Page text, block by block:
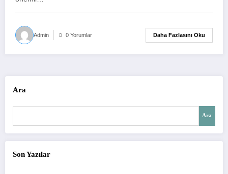
Admin 0 Yorumlar Daha Fazlasını Oku
Ara
Ara
Son Yazılar